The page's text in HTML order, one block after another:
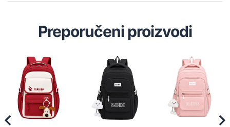
Preporučeni proizvodi